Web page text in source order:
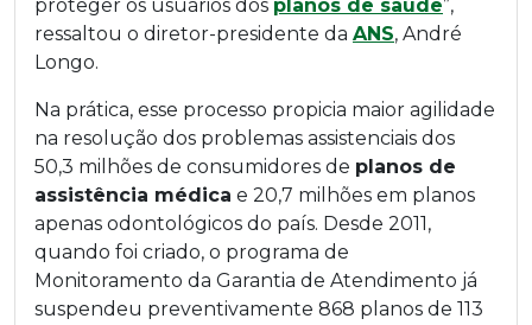
proteger os usuários dos planos de saúde”,
ressaltou o diretor-presidente da ANS, André
Longo.
Na prática, esse processo propicia maior agilidade
na resolução dos problemas assistenciais dos
50,3 milhões de consumidores de planos de
assistência médica e 20,7 milhões em planos
apenas odontológicos do país. Desde 2011,
quando foi criado, o programa de
Monitoramento da Garantia de Atendimento já
suspendeu preventivamente 868 planos de 113